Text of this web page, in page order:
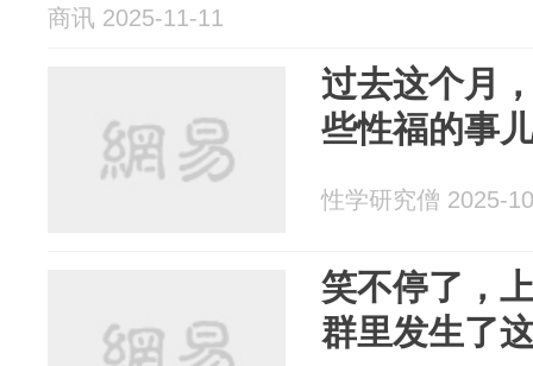
商讯 2025-11-11
过去这个月
些性福的事
性学研究僧 2025-
笑不停了，
群里发生了